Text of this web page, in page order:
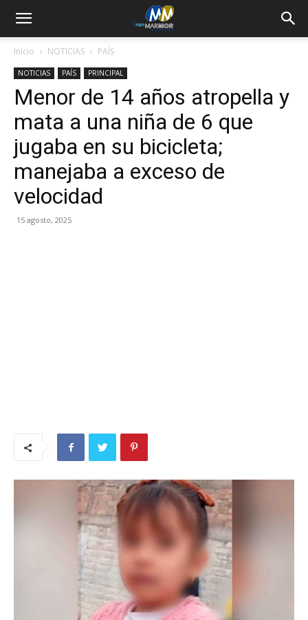
Inicio NOTICIAS PAÍS
NOTICIAS PAÍS PRINCIPAL
Menor de 14 años atropella y
mata a una niña de 6 que
jugaba en su bicicleta;
manejaba a exceso de
velocidad
15 agosto, 2025